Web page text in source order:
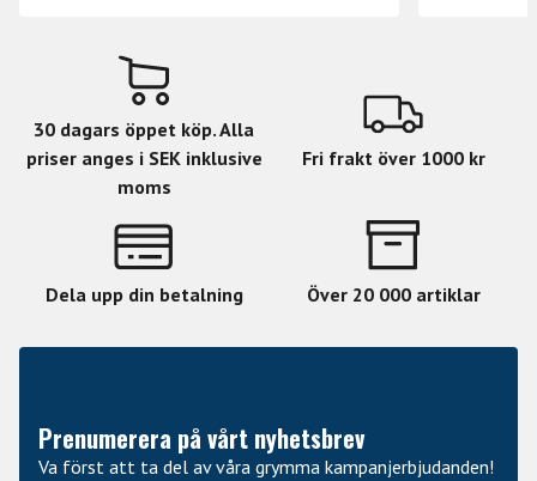
• Anpassa intensitet, volym och EQ för fuzzen
30 dagars öppet köp. Alla
priser anges i SEK inklusive
moms
Fri frakt över 1000 kr
Dela upp din betalning Över 20 000 artiklar
Prenumerera på vårt nyhetsbrev
Va först att ta del av våra grymma kampanjerbjudanden!